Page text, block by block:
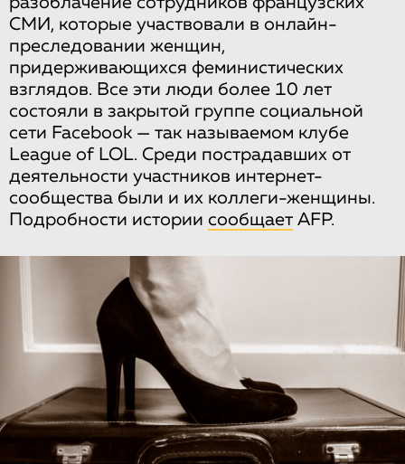
СМИ, которые участвовали в онлайн-
преследовании женщин,
придерживающихся феминистических
взглядов. Все эти люди более 10 лет
состояли в закрытой группе социальной
сети Facebook — так называемом клубе
League of LOL. Среди пострадавших от
деятельности участников интернет-
сообщества были и их коллеги-женщины.
Подробности истории сообщает AFP.